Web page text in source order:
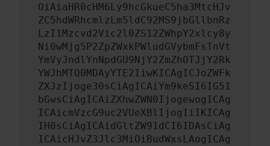
OiAiaHR0cHM6Ly9hcGkueC5ha3MtcHJv
ZC5hdWRhcmlzLm5ldC92MS9jbGllbnRz
LzI1Mzcvd2Vic2l0ZS12ZWhpY2xlcy8y
Ni0wMjg5P2ZpZWxkPWludGVybmFsTnVt
YmVyJndlYnNpdGU9NjY2ZmZhOTJjY2Rk
YWJhMTQ0MDAyYTE2IiwKICAgICJoZWFk
ZXJzIjoge30sCiAgICAiYm9keSI6IG51
bGwsCiAgICAiZXhwZWN0IjogewogICAg
ICAicmVzcG9uc2VUeXBlIjogIiIKICAg
IH0sCiAgICAidGltZW91dCI6IDAsCiAg
ICAicHJvZ3Jlc3MiOiBudWxsLAogICAg